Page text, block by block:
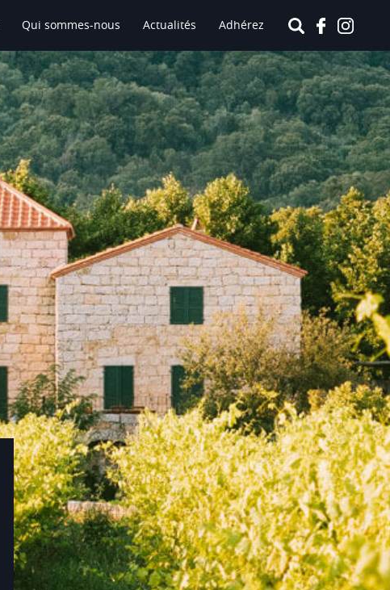
Qui sommes-nous Actualités Adhérez
Le Vin
CHATEAU HAUT JAMARD
Rouge
AOC
Lussac-Saint-Emilion